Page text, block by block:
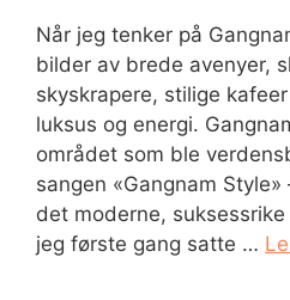
Når jeg tenker på
bilder av brede avenyer,
skyskrapere, stilige
luksus og energi.
området som ble
sangen «Gangnam
det moderne,
jeg første gang satte …